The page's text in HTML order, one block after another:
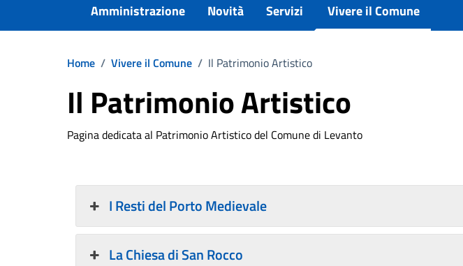
Amministrazione Novità Servizi Vivere il Comune
Home / Vivere il Comune / Il Patrimonio Artistico
Il Patrimonio Artistico
Pagina dedicata al Patrimonio Artistico del Comune di Levanto
I Resti del Porto Medievale
La Chiesa di San Rocco